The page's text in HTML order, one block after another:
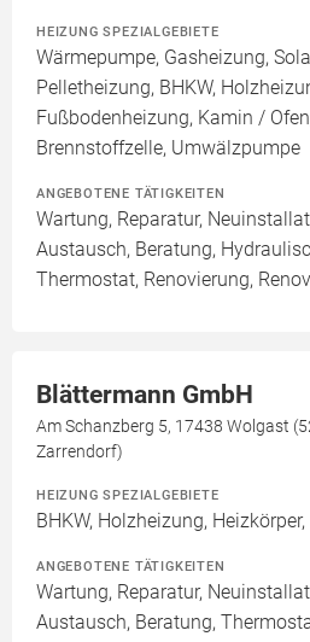
HEIZUNG SPEZIALGEBIETE
Wärmepumpe, Gasheizung,
Pelletheizung, BHKW,
Fußbodenheizung, Kamin /
Brennstoffzelle, Umwälzpumpe
ANGEBOTENE TÄTIGKEITEN
Wartung, Reparatur,
Austausch, Beratung,
Thermostat, Renovierung,
Blättermann GmbH
Am Schanzberg 5, 17438 Wolgast
Zarrendorf)
HEIZUNG SPEZIALGEBIETE
BHKW, Holzheizung,
ANGEBOTENE TÄTIGKEITEN
Wartung, Reparatur,
Austausch, Beratung,